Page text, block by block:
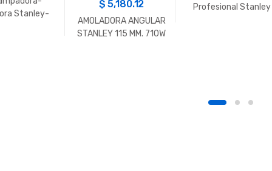
Stanley-
$5,180.12
AMOLADORA ANGULAR
STANLEY 115 MM. 710W
Profesional Stanley